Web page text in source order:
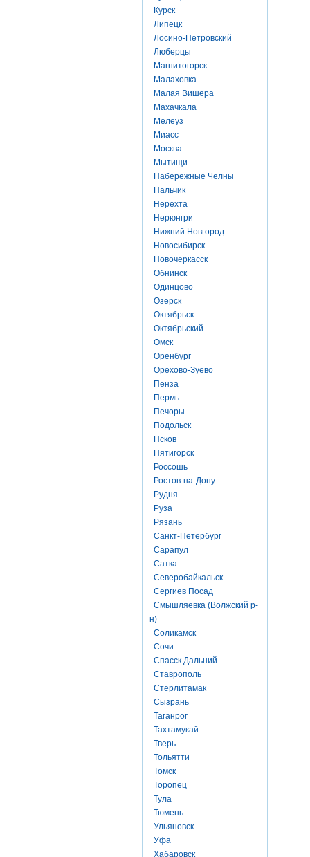
Курск
Липецк
Лосино-Петровский
Люберцы
Магнитогорск
Малаховка
Малая Вишера
Махачкала
Мелеуз
Миасс
Москва
Мытищи
Набережные Челны
Нальчик
Нерехта
Нерюнгри
Нижний Новгород
Новосибирск
Новочеркасск
Обнинск
Одинцово
Озерск
Октябрьск
Октябрьский
Омск
Оренбург
Орехово-Зуево
Пенза
Пермь
Печоры
Подольск
Псков
Пятигорск
Россошь
Ростов-на-Дону
Рудня
Руза
Рязань
Санкт-Петербург
Сарапул
Сатка
Северобайкальск
Сергиев Посад
Смышляевка (Волжский р-
н)
Соликамск
Сочи
Спасск Дальний
Ставрополь
Стерлитамак
Сызрань
Таганрог
Тахтамукай
Тверь
Тольятти
Томск
Торопец
Тула
Тюмень
Ульяновск
Уфа
Хабаровск